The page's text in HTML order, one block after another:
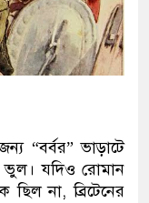
“বর্বর” ভাড়াটে
ভুল। যদিও রোমান
ছিল না, ব্রিটেনের